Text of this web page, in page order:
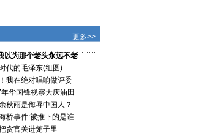
更多>>
以为那个老头永远不老
代的毛泽东(组图)
我在绝对唱响做评委
华国锋视察大庆油田
秋雨是侮辱中国人？
桥事件:被推下的是谁
贪官关进笼子里